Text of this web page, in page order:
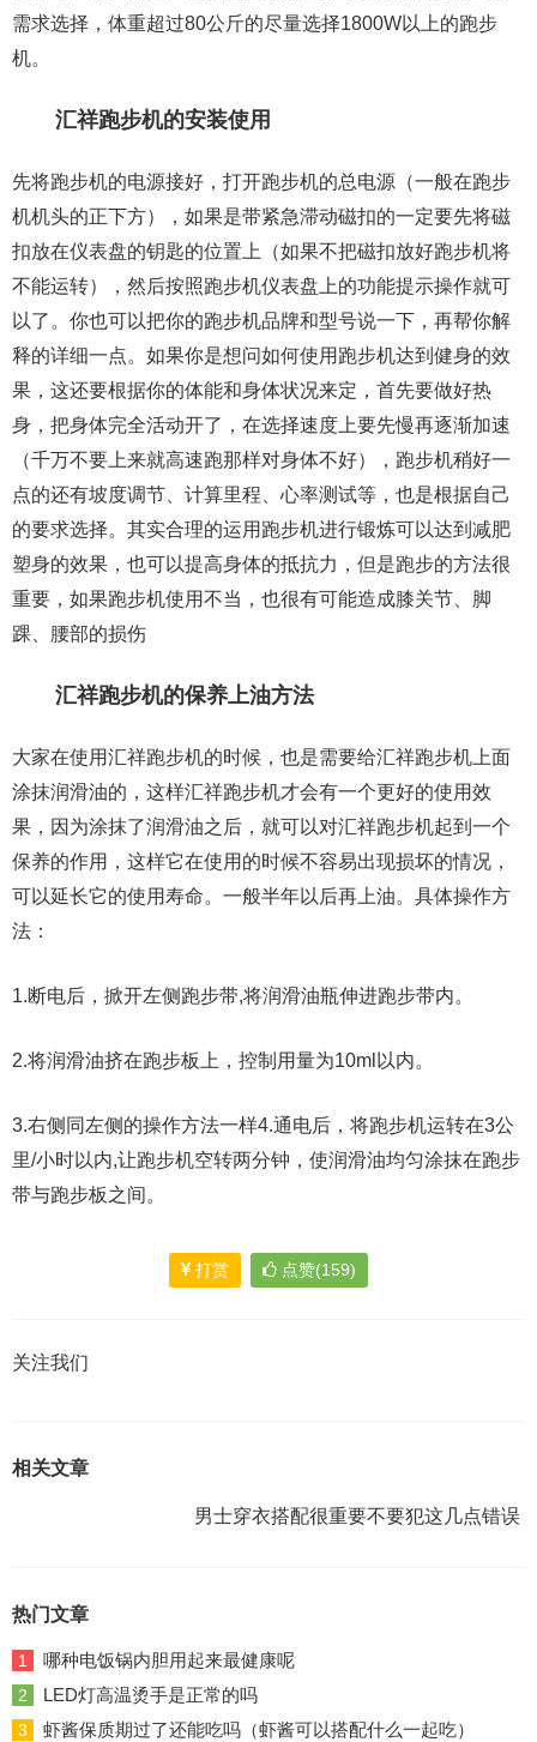
需求选择，体重超过80公斤的尽量选择1800W以上的跑步
机。
汇祥跑步机的安装使用
先将跑步机的电源接好，打开跑步机的总电源（一般在跑步
机机头的正下方），如果是带紧急滞动磁扣的一定要先将磁
扣放在仪表盘的钥匙的位置上（如果不把磁扣放好跑步机将
不能运转），然后按照跑步机仪表盘上的功能提示操作就可
以了。你也可以把你的跑步机品牌和型号说一下，再帮你解
释的详细一点。如果你是想问如何使用跑步机达到健身的效
果，这还要根据你的体能和身体状况来定，首先要做好热
身，把身体完全活动开了，在选择速度上要先慢再逐渐加速
（千万不要上来就高速跑那样对身体不好），跑步机稍好一
点的还有坡度调节、计算里程、心率测试等，也是根据自己
的要求选择。其实合理的运用跑步机进行锻炼可以达到减肥
塑身的效果，也可以提高身体的抵抗力，但是跑步的方法很
重要，如果跑步机使用不当，也很有可能造成膝关节、脚
踝、腰部的损伤
汇祥跑步机的保养上油方法
大家在使用汇祥跑步机的时候，也是需要给汇祥跑步机上面
涂抹润滑油的，这样汇祥跑步机才会有一个更好的使用效
果，因为涂抹了润滑油之后，就可以对汇祥跑步机起到一个
保养的作用，这样它在使用的时候不容易出现损坏的情况，
可以延长它的使用寿命。一般半年以后再上油。具体操作方
法：
1.断电后，掀开左侧跑步带,将润滑油瓶伸进跑步带内。
2.将润滑油挤在跑步板上，控制用量为10ml以内。
3.右侧同左侧的操作方法一样4.通电后，将跑步机运转在3公
里/小时以内,让跑步机空转两分钟，使润滑油均匀涂抹在跑步
带与跑步板之间。
打赏 点赞(159)
关注我们
相关文章
男士穿衣搭配很重要不要犯这几点错误
热门文章
1 哪种电饭锅内胆用起来最健康呢
2 LED灯高温烫手是正常的吗
3 虾酱保质期过了还能吃吗（虾酱可以搭配什么一起吃）